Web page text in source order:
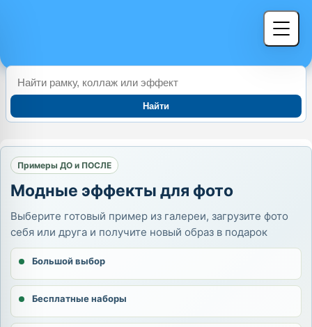
Найти
Примеры ДО и ПОСЛЕ
Модные эффекты для фото
Выберите готовый пример из галереи, загрузите фото
себя или друга и получите новый образ в подарок
Большой выбор
Бесплатные наборы